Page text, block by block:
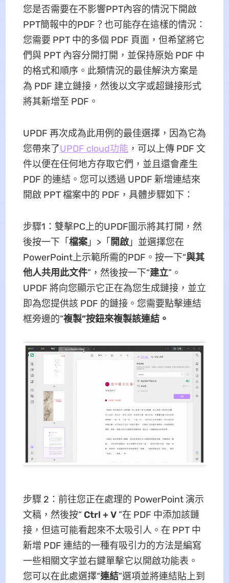
您是否需要在不影響PPT內容的情況下開啟
PPT簡報中的PDF？也可能存在這樣的情況：
您需要 PPT 中的多個 PDF 頁面，但希望將它
們與 PPT 內容分開打開，並保持原始 PDF 中
的格式和順序。此類情況的最佳解決方案是
為 PDF 建立鏈接，然後以文字或超鏈接形式
將其新增至 PDF。
UPDF 再次成為此用例的最佳選擇，因為它為
您帶來了UPDF cloud功能，可以上傳 PDF 文
件以便在任何地方存取它們，並且還會產生
PDF 的連結。您可以透過 UPDF 新增連結來
開啟 PPT 檔案中的 PDF，具體步驟如下：
步驟1：雙擊PC上的UPDF圖示將其打開，然
後按一下「 檔案」>「 開啟」並選擇您在
PowerPoint上示範所需的PDF。按一下“與其
他人共用此文件”，然後按一下“建立”。
UPDF 將向您顯示它正在為您生成鏈接，並立
即為您提供該 PDF 的鏈接。您需要點擊連結
框旁邊的“複製”按鈕來複製該連結。
步驟 2：前往您正在處理的 PowerPoint 演示
文稿，然後按“ Ctrl + V”在 PDF 中添加該鏈
接，但這可能看起來不太吸引人。在 PPT 中
新增 PDF 連結的一種有吸引力的方法是編寫
一些相關文字並右鍵單擊它以開啟功能表。
您可以在此處選擇“連結”選項並將連結貼上到